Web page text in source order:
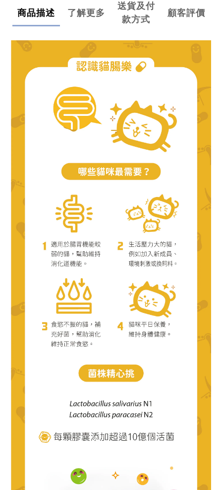
商品描述 了解更多
送貨及付
款方式
顧客評價